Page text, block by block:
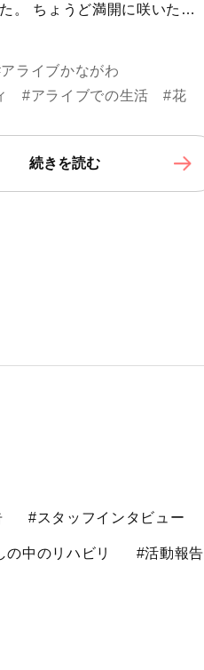
。 ちょうど満開に咲いた…
ライブかながわ
#アライブでの生活 #花
続きを読む
#スタッフインタビュー
の中のリハビリ #活動報告